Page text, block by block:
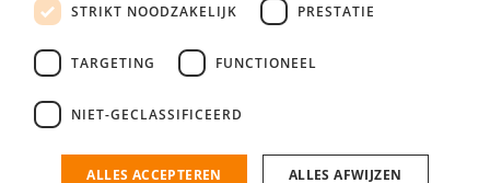
login gegevens onthouden
login
Bedrijf aanmelden
nieuwe collega/werknemer zo gevonden!
STRIKT NOODZAKELIJK PRESTATIE
TARGETING FUNCTIONEEL
NIET-GECLASSIFICEERD
ALLES ACCEPTEREN ALLES AFWIJZEN